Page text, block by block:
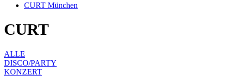
CURT München
CURT
ALLE
DISCO/PARTY
KONZERT